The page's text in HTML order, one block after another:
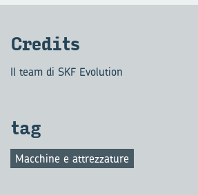
Cre­di­ts
Il team di SKF Evolution
tag
Macchine e attrezzature